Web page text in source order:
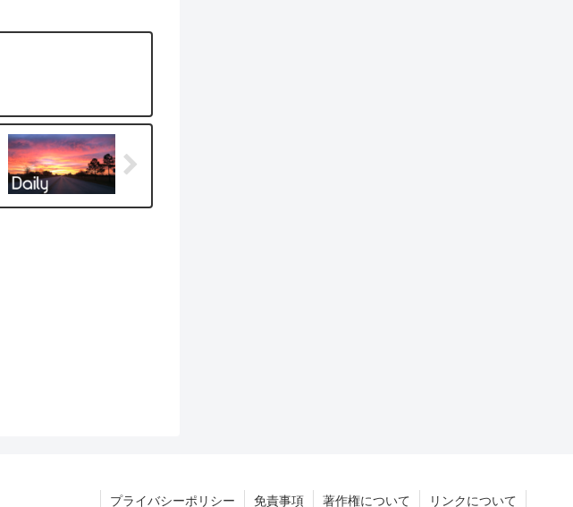
プライバシーポリシー 免責事項 著作権について リンクについて